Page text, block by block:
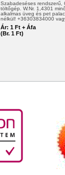
Szabadeséses rendszerű,
töltőgép. W.Nr. 1,4301
alkalmas üveg és pet
nélkül! +36303834000
Ár: 1 Ft + Áfa
(Br. 1 Ft)